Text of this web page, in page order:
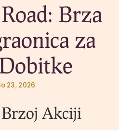
Brza
za
23, 2026
Brzoj Akciji